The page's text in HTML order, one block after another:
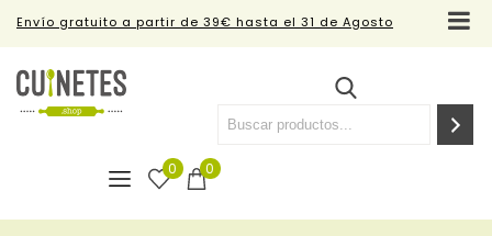
Envío gratuito a partir de 39€ hasta el 31 de Agosto
0
0